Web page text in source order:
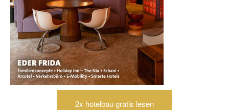
2x hotelbau gratis lesen